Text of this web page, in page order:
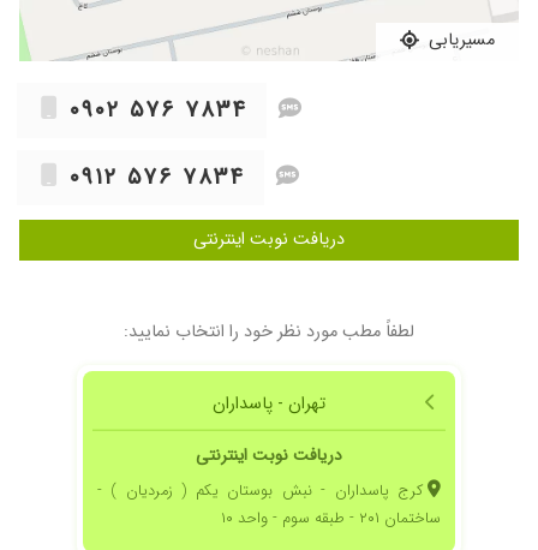
لیفت صورت و گردن و لیفت شقیقه برای مادرم
انجام دادن آقای دکتر - واقعا بی نظیر هستن - هم
کارشون هم اخلاق
۱۴۰۵/۰۲/۲۴
سلام بنده از صورت داقون بودم برام درست کردن
۱۴۰۰/۰۷/۱۹
۱۴۰۱/۰۱/۱۴
مسیریابی
۰۹۰۲ ۵۷۶ ۷۸۳۴
۰۹۱۲ ۵۷۶ ۷۸۳۴
دریافت نوبت اینترنتی
لطفاً مطب مورد نظر خود را انتخاب نمایید:
تهران - پاسداران
دریافت نوبت اینترنتی
کرج پاسداران - نبش بوستان یکم ( زمردیان ) -
ساختمان ۲۰۱ - طبقه سوم - واحد ۱۰